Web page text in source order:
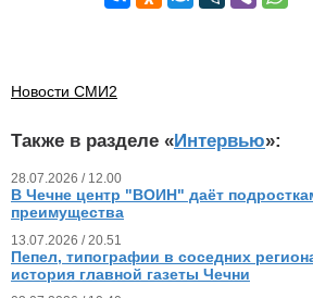
Новости СМИ2
Также в разделе «Интервью»:
28.07.2026 / 12.00
В Чечне центр "ВОИН" даёт
преимущества
13.07.2026 / 20.51
Пепел, типографии в соседних
история главной газеты Чечни